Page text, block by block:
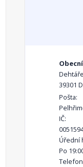
39301
Pošta:
IČ:
Úřední
Po